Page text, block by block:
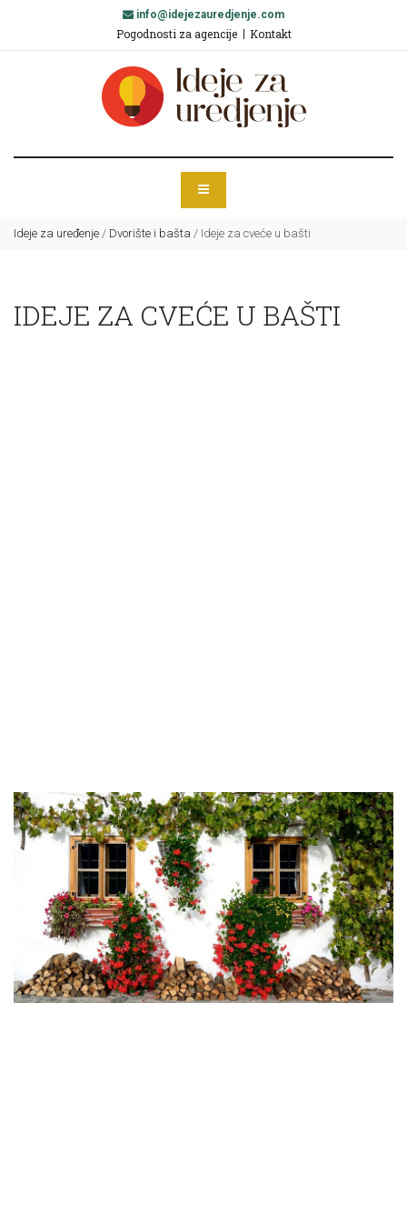
info@idejezauredjenje.com
Pogodnosti za agencije Kontakt
Ideje za uređenje / Dvorište i bašta / Ideje za cveće u bašti
IDEJE ZA CVEĆE U BAŠTI